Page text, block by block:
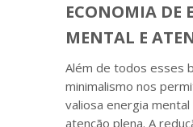
ECONOMIA DE
MENTAL E
Além de todos esses
minimalismo nos
valiosa energia
atenção plena. A